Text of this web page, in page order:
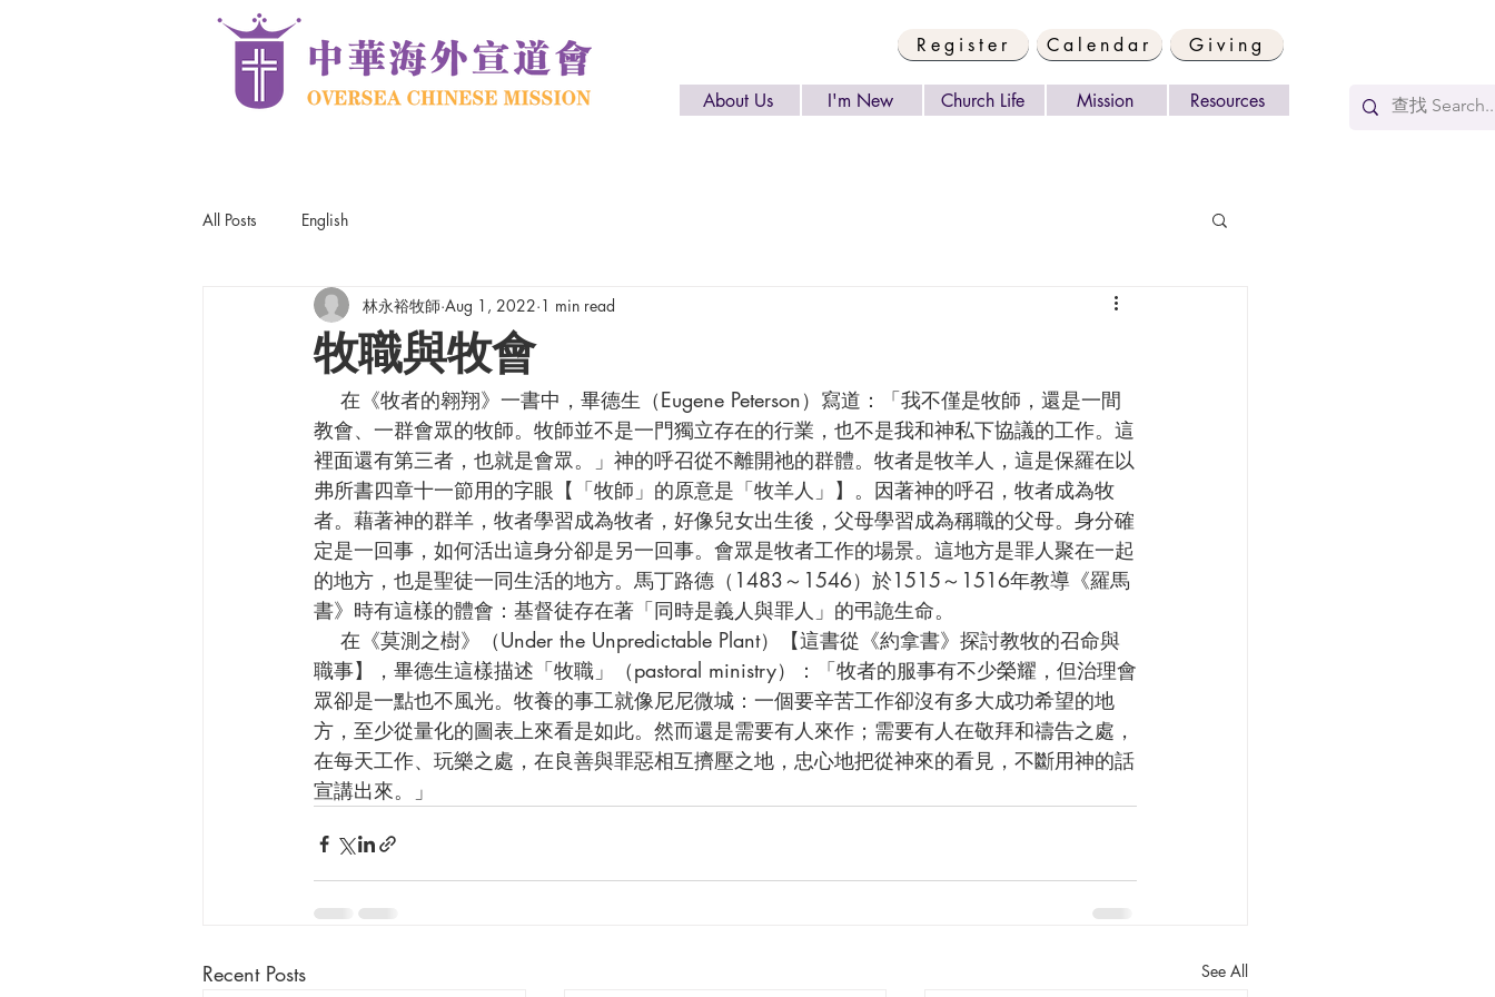
Register Calendar Giving
About Us I'm New Church Life Mission Resources
All Posts English
牧職與牧會
林永裕牧師 Aug 1, 2022 1 min read
教會、一群會眾的牧師。牧師並不是一門獨立存在的行業，也不是我和神私下協議的工作。這
裡面還有第三者，也就是會眾。」神的呼召從不離開祂的群體。牧者是牧羊人，這是保羅在以
弗所書四章十一節用的字眼【「牧師」的原意是「牧羊人」】。因著神的呼召，牧者成為牧
者。藉著神的群羊，牧者學習成為牧者，好像兒女出生後，父母學習成為稱職的父母。身分確
定是一回事，如何活出這身分卻是另一回事。會眾是牧者工作的場景。這地方是罪人聚在一起
的地方，也是聖徒一同生活的地方。馬丁路德（1483～1546）於1515～1516年教導《羅馬
書》時有這樣的體會：基督徒存在著「同時是義人與罪人」的弔詭生命。
職事】，畢德生這樣描述「牧職」（pastoral ministry）：「牧者的服事有不少榮耀，但治理會
眾卻是一點也不風光。牧養的事工就像尼尼微城：一個要辛苦工作卻沒有多大成功希望的地
方，至少從量化的圖表上來看是如此。然而還是需要有人來作；需要有人在敬拜和禱告之處，
在每天工作、玩樂之處，在良善與罪惡相互擠壓之地，忠心地把從神來的看見，不斷用神的話
宣講出來。」
Recent Posts See All